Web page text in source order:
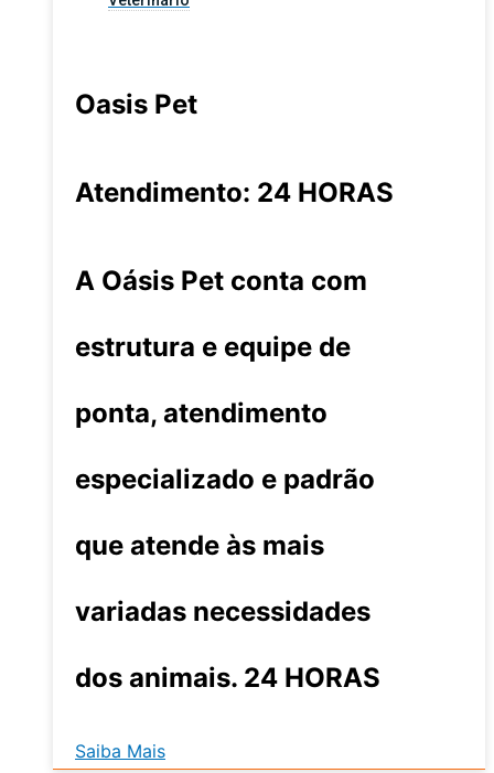
Oasis Pet
Atendimento: 24 HORAS
A Oásis Pet conta com
estrutura e equipe de
ponta, atendimento
especializado e padrão
que atende às mais
variadas necessidades
dos animais. 24 HORAS
Saiba Mais